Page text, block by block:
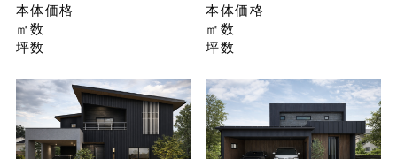
本体価格
㎡数
坪数
本体価格
㎡数
坪数